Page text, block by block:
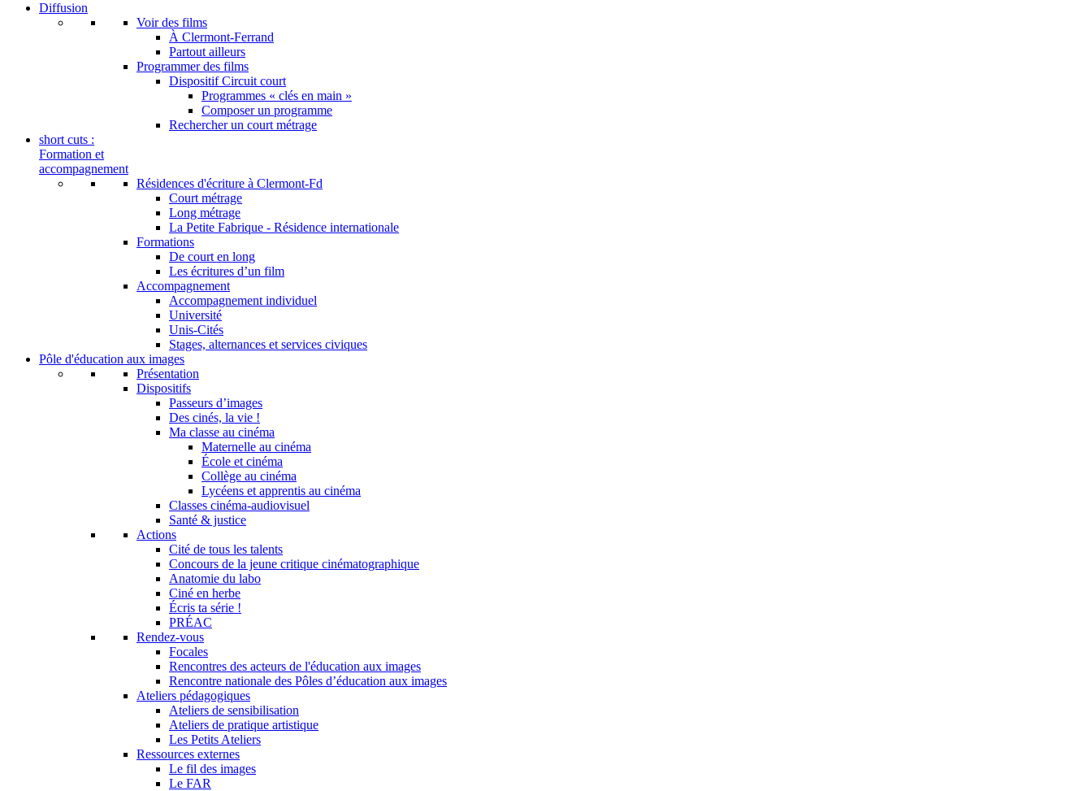
Diffusion
Voir des films
À Clermont-Ferrand
Partout ailleurs
Programmer des films
Dispositif Circuit court
Programmes « clés en main »
Composer un programme
Rechercher un court métrage
short cuts :
Formation et
accompagnement
Résidences d'écriture à Clermont-Fd
Court métrage
Long métrage
La Petite Fabrique - Résidence internationale
Formations
De court en long
Les écritures d’un film
Accompagnement
Accompagnement individuel
Université
Unis-Cités
Stages, alternances et services civiques
Pôle d'éducation aux images
Présentation
Dispositifs
Passeurs d’images
Des cinés, la vie !
Ma classe au cinéma
Maternelle au cinéma
École et cinéma
Collège au cinéma
Lycéens et apprentis au cinéma
Classes cinéma-audiovisuel
Santé & justice
Actions
Cité de tous les talents
Concours de la jeune critique cinématographique
Anatomie du labo
Ciné en herbe
Écris ta série !
PRÉAC
Rendez-vous
Focales
Rencontres des acteurs de l'éducation aux images
Rencontre nationale des Pôles d’éducation aux images
Ateliers pédagogiques
Ateliers de sensibilisation
Ateliers de pratique artistique
Les Petits Ateliers
Ressources externes
Le fil des images
Le FAR